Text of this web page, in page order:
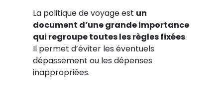
La politique de voyage est un
document d’une grande importance
qui regroupe toutes les règles fixées.
Il permet d’éviter les éventuels
dépassement ou les dépenses
inappropriées.